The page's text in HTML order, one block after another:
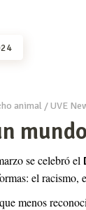
animal /UVE
se celebró el
el
menos